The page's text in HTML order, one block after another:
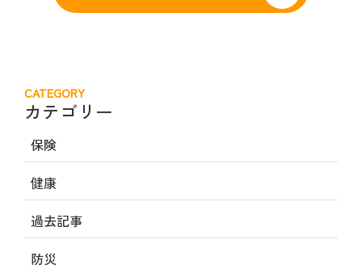
CATEGORY
カテゴリー
保険
健康
過去記事
防災